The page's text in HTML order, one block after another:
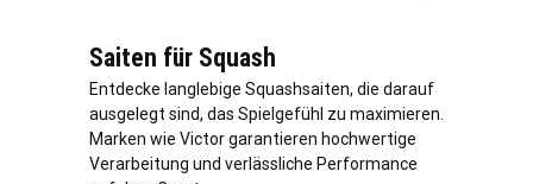
Saiten für Squash
Entdecke langlebige Squashsaiten, die darauf
ausgelegt sind, das Spielgefühl zu maximieren.
Marken wie Victor garantieren hochwertige
Verarbeitung und verlässliche Performance